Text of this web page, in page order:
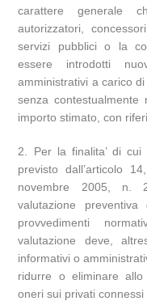
carattere generale
autorizzatori,
servizi pubblici o la
essere introdotti
amministrativi a carico
senza
importo stimato, con
2. Per la finalita’ di
previsto dall’articolo
novembre 2005, n.
valutazione
provvedimenti
valutazione deve,
informativi o
ridurre o eliminare allo
oneri sui privati